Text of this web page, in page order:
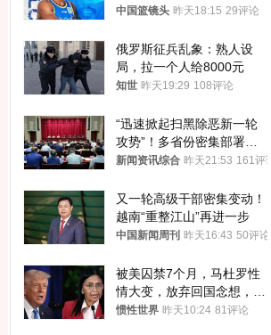
普森
中国篮镜头 昨天18:15 29评论
俄罗斯征兵乱象：熟人设
局，拉一个人给8000元
知世 昨天19:29 108评论
“迅速掀起扫黑除恶新一轮
攻势”！多省份密集部署，
公布举报方式
新闻资讯综合 昨天21:53 161评论
又一轮高级干部密集变动！
越南“重整江山”再进一步
中国新闻周刊 昨天16:43 50评论
被美囚禁7个月，马杜罗性
情大变，放弃回国念想，最
后嘱托已公开
惯性世界 昨天10:24 81评论